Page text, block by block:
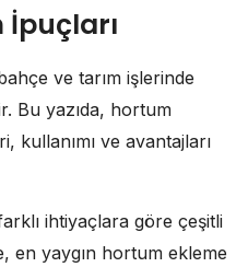
İpuçları
ve tarım işlerinde
Bu yazıda, hortum
kullanımı ve avantajları
ihtiyaçlara göre çeşitli
en yaygın hortum ekleme